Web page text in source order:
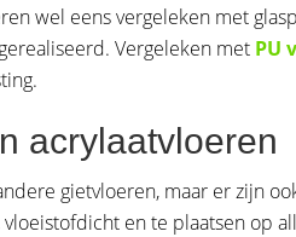
wel eens vergeleken met
Vergeleken met PU
acrylaatvloeren
gietvloeren, maar er zijn
en te plaatsen op